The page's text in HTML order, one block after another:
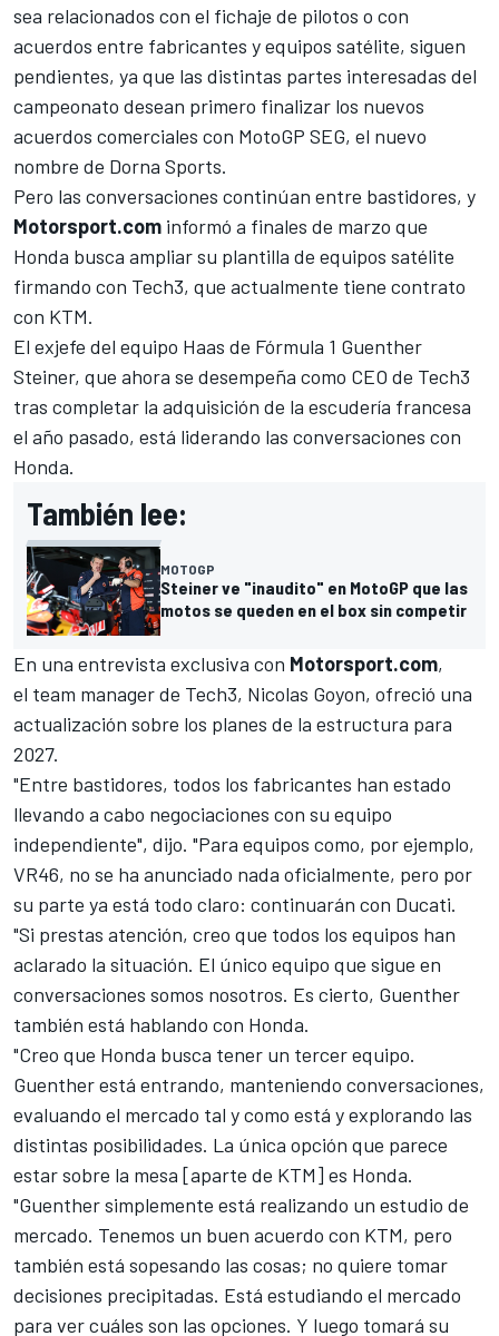
sea relacionados con el fichaje de pilotos o con
acuerdos entre fabricantes y equipos satélite, siguen
pendientes, ya que las distintas partes interesadas del
campeonato desean primero finalizar los nuevos
acuerdos comerciales con MotoGP SEG, el nuevo
nombre de Dorna Sports.
Pero las conversaciones continúan entre bastidores, y
Motorsport.com informó a finales de marzo que
Honda busca ampliar su plantilla de equipos satélite
firmando con Tech3, que actualmente tiene contrato
con KTM.
El exjefe del equipo Haas de Fórmula 1 Guenther
Steiner, que ahora se desempeña como CEO de Tech3
tras completar la adquisición de la escudería francesa
el año pasado, está liderando las conversaciones con
Honda.
También lee:
MOTOGP
Steiner ve "inaudito" en MotoGP que las
motos se queden en el box sin competir
En una entrevista exclusiva con Motorsport.com,
el team manager de Tech3, Nicolas Goyon, ofreció una
actualización sobre los planes de la estructura para
2027.
"Entre bastidores, todos los fabricantes han estado
llevando a cabo negociaciones con su equipo
independiente", dijo. "Para equipos como, por ejemplo,
VR46, no se ha anunciado nada oficialmente, pero por
su parte ya está todo claro: continuarán con Ducati.
"Si prestas atención, creo que todos los equipos han
aclarado la situación. El único equipo que sigue en
conversaciones somos nosotros. Es cierto, Guenther
también está hablando con Honda.
"Creo que Honda busca tener un tercer equipo.
Guenther está entrando, manteniendo conversaciones,
evaluando el mercado tal y como está y explorando las
distintas posibilidades. La única opción que parece
estar sobre la mesa [aparte de KTM] es Honda.
"Guenther simplemente está realizando un estudio de
mercado. Tenemos un buen acuerdo con KTM, pero
también está sopesando las cosas; no quiere tomar
decisiones precipitadas. Está estudiando el mercado
para ver cuáles son las opciones. Y luego tomará su